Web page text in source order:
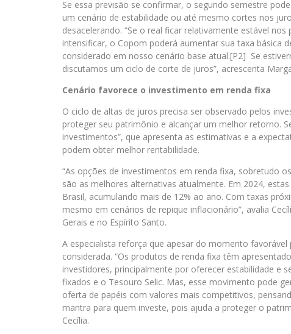
Se essa previsão se confirmar, o segundo semestre
um cenário de estabilidade ou até mesmo cortes nos
desacelerando. “Se o real ficar relativamente estável
intensificar, o Copom poderá aumentar sua taxa básica
considerado em nosso cenário base atual.[P2] Se
discutamos um ciclo de corte de juros”, acrescenta
Cenário favorece o investimento em renda fixa
O ciclo de altas de juros precisa ser observado pelos
proteger seu patrimônio e alcançar um melhor retorno.
investimentos”, que apresenta as estimativas e a
podem obter melhor rentabilidade.
“As opções de investimentos em renda fixa, sobretudo
são as melhores alternativas atualmente. Em 2024,
Brasil, acumulando mais de 12% ao ano. Com taxas
mesmo em cenários de repique inflacionário”, avalia
Gerais e no Espírito Santo.
A especialista reforça que apesar do momento
considerada. “Os produtos de renda fixa têm
investidores, principalmente por oferecer estabilidade e
fixados e o Tesouro Selic. Mas, esse movimento pode
oferta de papéis com valores mais competitivos,
mantra para quem investe, pois ajuda a proteger o
Cecília.